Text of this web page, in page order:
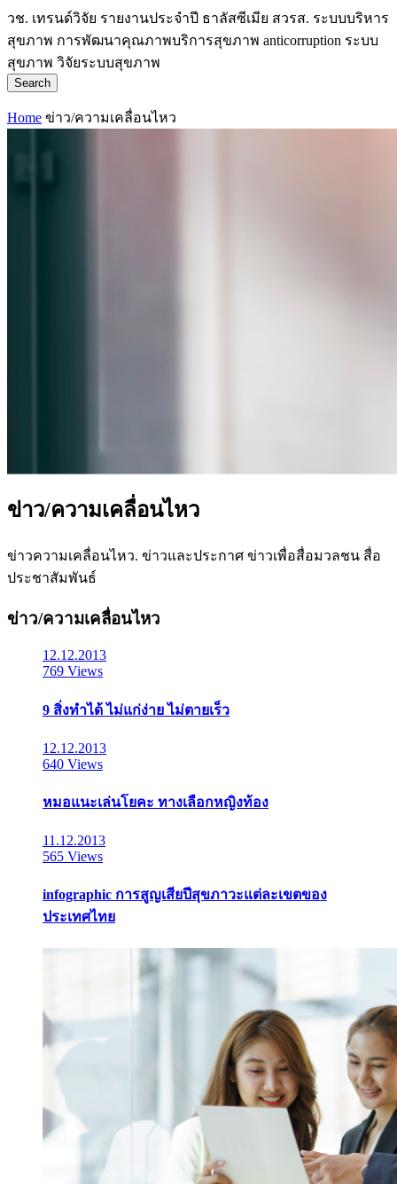
วช. เทรนด์วิจัย รายงานประจำปี ธาลัสซีเมีย สวรส. ระบบบริหาร
สุขภาพ การพัฒนาคุณภาพบริการสุขภาพ anticorruption ระบบ
สุขภาพ วิจัยระบบสุขภาพ
Search
Home ข่าว/ความเคลื่อนไหว
ข่าว/ความเคลื่อนไหว
ข่าวความเคลื่อนไหว. ข่าวและประกาศ ข่าวเพื่อสื่อมวลชน สื่อ
ประชาสัมพันธ์
ข่าว/ความเคลื่อนไหว
12.12.2013
769 Views
9 สิ่งทำได้ ไม่แก่ง่าย ไม่ตายเร็ว
12.12.2013
640 Views
หมอแนะเล่นโยคะ ทางเลือกหญิงท้อง
11.12.2013
565 Views
infographic การสูญเสียปีสุขภาวะแต่ละเขตของ
ประเทศไทย